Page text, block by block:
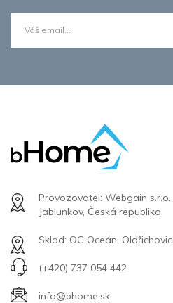
Provozovatel: Webgain
Jablunkov, Česká republika
Sklad: OC Oceán,
(+420) 737 054 442
info@bhome.sk